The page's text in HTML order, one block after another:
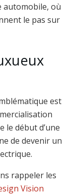
automobile, où
le pas sur
est
le début d’une
de devenir un
rappeler les
Vision